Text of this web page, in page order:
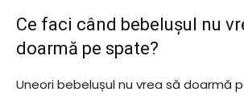
Ce faci când bebelușul nu
doarmă pe spate?
Uneori bebelușul nu vrea să doarmă